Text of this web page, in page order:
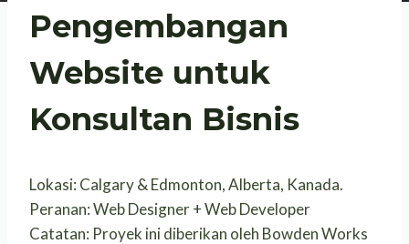
Pengembangan
Website untuk
Konsultan Bisnis
Lokasi: Calgary & Edmonton, Alberta, Kanada.
Peranan: Web Designer + Web Developer
Catatan: Proyek ini diberikan oleh Bowden Works